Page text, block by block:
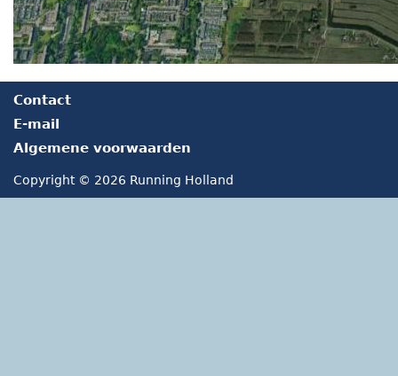
Contact
E-mail
Algemene voorwaarden
Copyright © 2026 Running Holland